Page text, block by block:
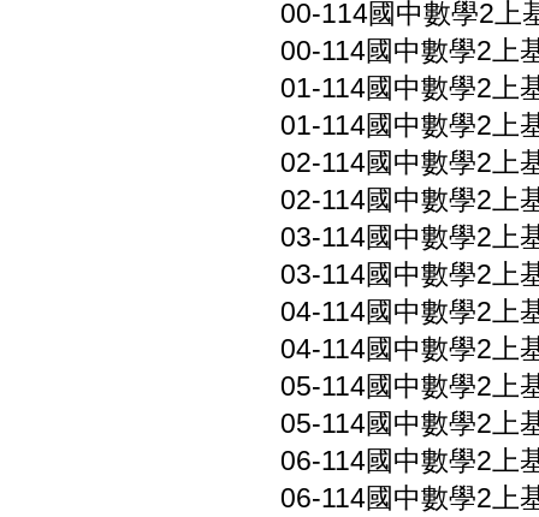
00-114國中數學2上
00-114國中數學2上
01-114國中數學2上
01-114國中數學2上
02-114國中數學2上
02-114國中數學2上
03-114國中數學2上
03-114國中數學2上
04-114國中數學2上
04-114國中數學2上
05-114國中數學2上
05-114國中數學2上
06-114國中數學2上
06-114國中數學2上